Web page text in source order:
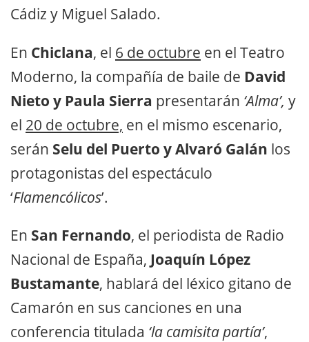
Cádiz y Miguel Salado.
En Chiclana, el 6 de octubre en el Teatro
Moderno, la compañía de baile de David
Nieto y Paula Sierra presentarán ‘Alma’, y
el 20 de octubre, en el mismo escenario,
serán Selu del Puerto y Alvaró Galán los
protagonistas del espectáculo
‘Flamencólicos’.
En San Fernando, el periodista de Radio
Nacional de España, Joaquín López
Bustamante, hablará del léxico gitano de
Camarón en sus canciones en una
conferencia titulada ‘la camisita partía’,